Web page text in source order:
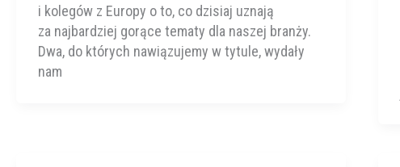
i kolegów z Europy o to, co dzisiaj uznają
za najbardziej gorące tematy dla naszej branży.
Dwa, do których nawiązujemy w tytule, wydały
nam